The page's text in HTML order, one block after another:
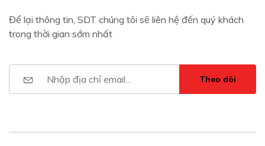
Để lại thông tin, SDT chúng tôi sẽ liên hệ đến quý khách
trong thời gian sớm nhất
Theo dõi